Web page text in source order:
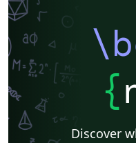
{
Discover